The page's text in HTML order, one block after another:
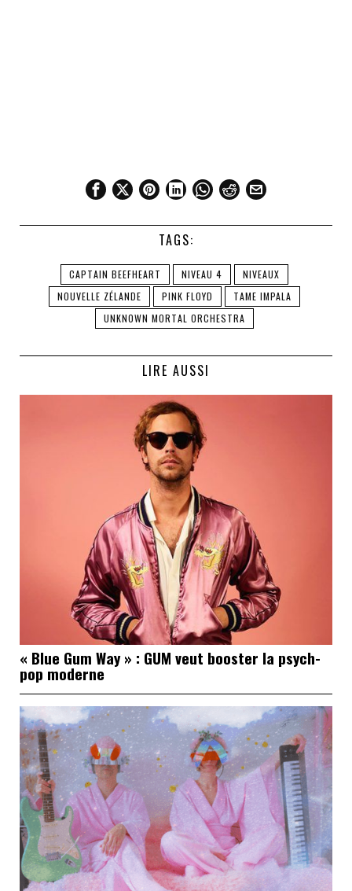
TAGS:
CAPTAIN BEEFHEART NIVEAU 4
NIVEAUX
NOUVELLE ZÉLANDE
PINK FLOYD
TAME IMPALA
UNKNOWN MORTAL ORCHESTRA
LIRE AUSSI
« Blue Gum Way » : GUM veut booster la psych-
pop moderne